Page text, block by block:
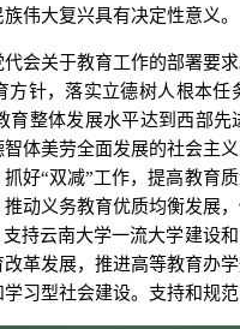
伟大复兴具有决定性意义。
关于教育工作的部署要求
方针，落实立德树人根本
育整体发展水平达到西部
体美劳全面发展的社会主
好“双减”工作，提高教育
动义务教育优质均衡发展
持云南大学一流大学建设
革发展，推进高等教育办
习型社会建设。支持和规